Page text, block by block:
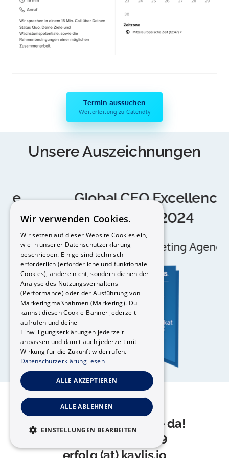
Termin aussuchen
Weiterleitung zu Calendly
Unsere Auszeichnungen
Global CEO Excellence
Awards 2024
Best Digital Marketing Agency
Du hast Fragen?
Wir sind gerne für Sie da!
+49 40 66 890 339
Wir verwenden Cookies.
Wir setzen auf dieser Website Cookies ein,
wie in unserer Datenschutzerklärung
beschrieben. Einige sind technisch
erforderlich (erforderliche und funktionale
Cookies), andere nicht, sondern dienen der
Analyse des Nutzungsverhaltens
(Performance) oder der Ausführung von
Marketingmaßnahmen (Marketing). Du
kannst diesen Cookie-Banner jederzeit
aufrufen und deine
Einwilligungserklärungen jederzeit
anpassen und damit auch jederzeit mit
Wirkung für die Zukunft widerrufen.
Datenschutzerklärung lesen
ALLE AKZEPTIEREN
ALLE ABLEHNEN
EINSTELLUNGEN BEARBEITEN